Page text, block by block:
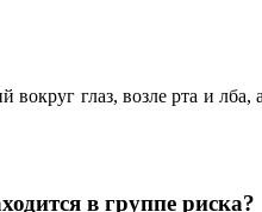
глаз, возле рта и
в группе риска?